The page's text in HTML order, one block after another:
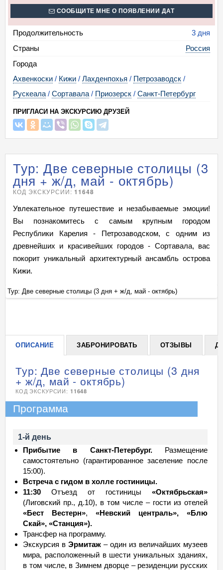
СООБЩИТЕ МНЕ О ПОЯВЛЕНИИ ДАТ
Продолжительность
3 дня
Страны
Россия
Города
Ахвенкоски / Кижи / Лахденпохья / Петрозаводск /
Рускеала / Сортавала / Приозерск / Санкт-Петербург
ПРИГЛАСИ НА ЭКСКУРСИЮ ДРУЗЕЙ
Тур: Две северные столицы (3
дня + ж/д, май - октябрь)
КОД ЭКСКУРСИИ: 11648
Увлекательное путешествие и незабываемые эмоции!
Вы познакомитесь с самым крупным городом
Республики Карелия - Петрозаводском, с одним из
древнейших и красивейших городов - Сортавала, вас
покорит уникальный архитектурный ансамбль острова
Кижи.
Тур: Две северные столицы (3 дня + ж/д, май - октябрь)
ОПИСАНИЕ ЗАБРОНИРОВАТЬ ОТЗЫВЫ
Тур: Две северные столицы (3 дня
+ ж/д, май - октябрь)
КОД ЭКСКУРСИИ: 11648
Программа
1-й день
Прибытие в Санкт-Петербург. Размещение
самостоятельно (гарантированное заселение после
15:00).
Встреча с гидом в холле гостиницы.
11:30 Отъезд от гостиницы «Октябрьская»
(Лиговский пр., д.10), в том числе – гости из отелей
«Бест Вестерн», «Невский централь», «Блю
Скай», «Станция»).
Трансфер на программу.
Экскурсия в Эрмитаж – один из величайших музеев
мира, расположенный в шести уникальных зданиях,
в том числе, в Зимнем дворце – резиденции русских